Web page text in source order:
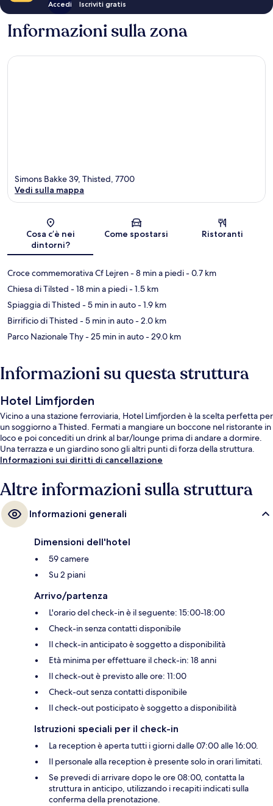
Accedi Iscriviti gratis
Informazioni sulla zona
Mappa
Simons Bakke 39, Thisted, 7700
Vedi sulla mappa
Cosa c’è nei
dintorni?
Come spostarsi Ristoranti
Croce commemorativa Cf Lejren- 8 min a piedi- 0.7 km
Chiesa di Tilsted - 18 min a piedi- 1.5 km
Spiaggia di Thisted - 5 min in auto- 1.9 km
Birrificio di Thisted - 5 min in auto- 2.0 km
Parco Nazionale Thy- 25 min in auto- 29.0 km
Informazioni su questa struttura
Hotel Limfjorden
Vicino a una stazione ferroviaria, Hotel Limfjorden è la scelta perfetta per
un soggiorno a Thisted. Fermati a mangiare un boccone nel ristorante in
loco e poi concediti un drink al bar/lounge prima di andare a dormire.
Una terrazza e un giardino sono gli altri punti di forza della struttura.
Informazioni sui diritti di cancellazione
Altre informazioni sulla struttura
Informazioni generali
Dimensioni dell'hotel
59 camere
Su 2 piani
Arrivo/partenza
L'orario del check-in è il seguente: 15:00-18:00
Check-in senza contatti disponibile
Il check-in anticipato è soggetto a disponibilità
Età minima per effettuare il check-in: 18 anni
Il check-out è previsto alle ore: 11:00
Check-out senza contatti disponibile
Il check-out posticipato è soggetto a disponibilità
Istruzioni speciali per il check-in
La reception è aperta tutti i giorni dalle 07:00 alle 16:00.
Il personale alla reception è presente solo in orari limitati.
Se prevedi di arrivare dopo le ore 08:00, contatta la
struttura in anticipo, utilizzando i recapiti indicati sulla
conferma della prenotazione.